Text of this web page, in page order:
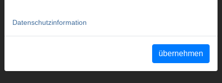
Weitere Dokumente
YouTube Videos
Datenschutzinformation
übernehmen